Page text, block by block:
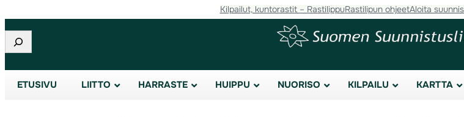
Kilpailut, kuntorastit – RastilippuRastilipun ohjeetAloita
Etsi
ETUSIVU LIITTO HARRASTE HUIPPU NUORISO KILPAILU KARTTA